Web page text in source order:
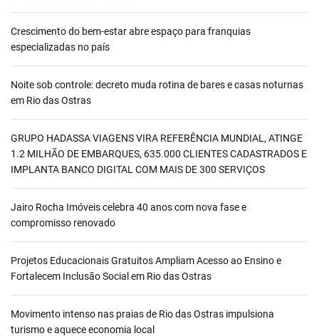
Crescimento do bem-estar abre espaço para franquias
especializadas no país
Noite sob controle: decreto muda rotina de bares e casas noturnas
em Rio das Ostras
GRUPO HADASSA VIAGENS VIRA REFERÊNCIA MUNDIAL, ATINGE
1.2 MILHÃO DE EMBARQUES, 635.000 CLIENTES CADASTRADOS E
IMPLANTA BANCO DIGITAL COM MAIS DE 300 SERVIÇOS
Jairo Rocha Imóveis celebra 40 anos com nova fase e
compromisso renovado
Projetos Educacionais Gratuitos Ampliam Acesso ao Ensino e
Fortalecem Inclusão Social em Rio das Ostras
Movimento intenso nas praias de Rio das Ostras impulsiona
turismo e aquece economia local